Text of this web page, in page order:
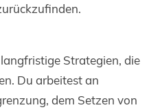
Strategien, die
Du arbeitest an
dem Setzen von